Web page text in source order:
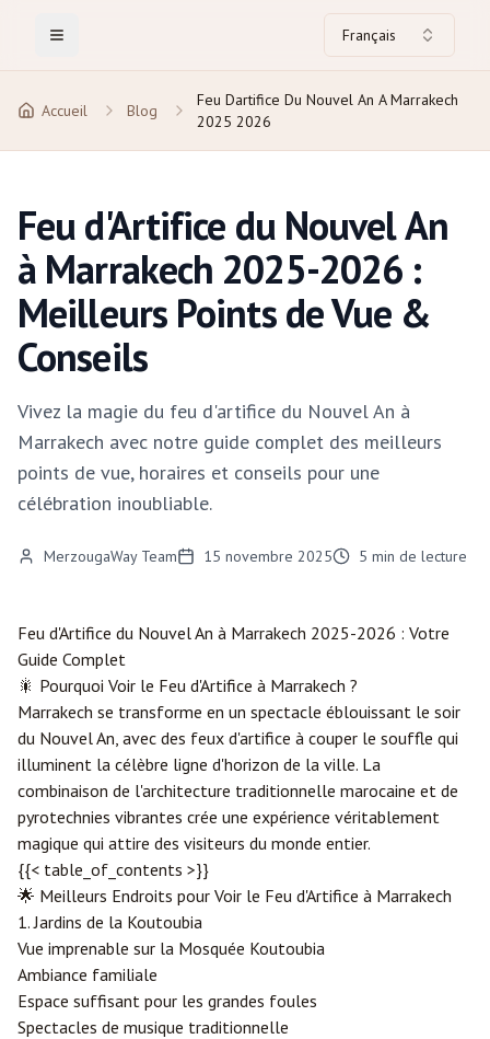
Toggle Menu Français
Accueil Blog
Feu Dartifice Du Nouvel An A Marrakech
2025 2026
Feu d'Artifice du Nouvel An
à Marrakech 2025-2026 :
Meilleurs Points de Vue &
Conseils
Vivez la magie du feu d'artifice du Nouvel An à
Marrakech avec notre guide complet des meilleurs
points de vue, horaires et conseils pour une
célébration inoubliable.
MerzougaWay Team 15 novembre 2025 5 min de lecture
Feu d'Artifice du Nouvel An à Marrakech 2025-2026 : Votre
Guide Complet
🎇 Pourquoi Voir le Feu d'Artifice à Marrakech ?
Marrakech se transforme en un spectacle éblouissant le soir
du Nouvel An, avec des feux d'artifice à couper le souffle qui
illuminent la célèbre ligne d'horizon de la ville. La
combinaison de l'architecture traditionnelle marocaine et de
pyrotechnies vibrantes crée une expérience véritablement
magique qui attire des visiteurs du monde entier.
{{< table_of_contents >}}
🌟 Meilleurs Endroits pour Voir le Feu d'Artifice à Marrakech
1. Jardins de la Koutoubia
Vue imprenable sur la Mosquée Koutoubia
Ambiance familiale
Espace suffisant pour les grandes foules
Spectacles de musique traditionnelle